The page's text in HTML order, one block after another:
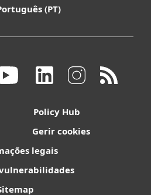
(PT)
Policy Hub
Gerir cookies
legais